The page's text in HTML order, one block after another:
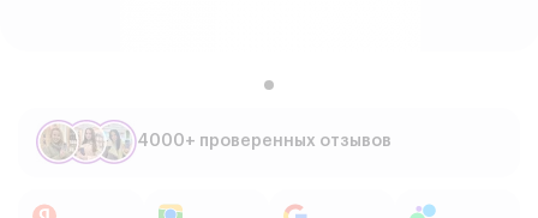
4000+ проверенных отзывов